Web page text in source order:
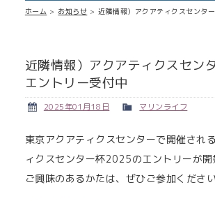
ホーム お知らせ 近隣情報）アクアティクスセンタ
近隣情報）アクアティクスセ
エントリー受付中
2025年01月18日 マリンライフ
東京アクアティクスセンターで開催され
ィクスセンター杯2025のエントリーが開
ご興味のあるかたは、ぜひご参加ください